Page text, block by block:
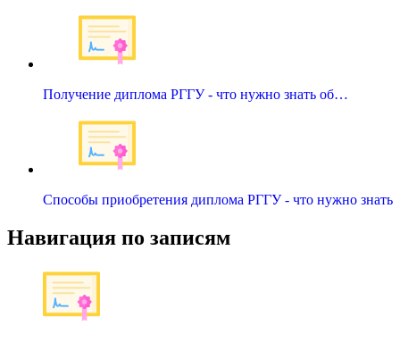
Получение диплома РГГУ - что нужно знать об…
Способы приобретения диплома РГГУ - что нужно знать
Навигация по записям